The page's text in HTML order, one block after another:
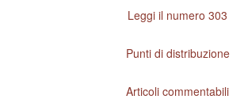
Leggi il numero 303
Punti di distribuzione
Articoli commentabili